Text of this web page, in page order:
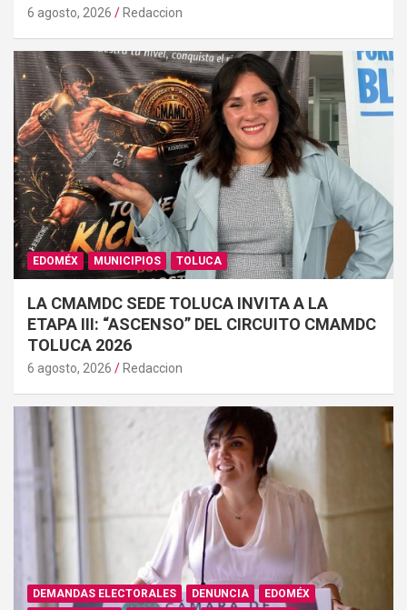
6 agosto, 2026 Redaccion
EDOMÉX MUNICIPIOS TOLUCA
LA CMAMDC SEDE TOLUCA INVITA A LA
ETAPA III: “ASCENSO” DEL CIRCUITO CMAMDC
TOLUCA 2026
6 agosto, 2026 Redaccion
DEMANDAS ELECTORALES DENUNCIA
EDOMÉX